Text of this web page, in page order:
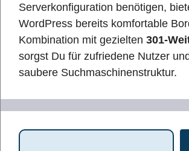
Serverkonfiguration benötigen,
WordPress bereits komfortable
Kombination mit gezielten 301-
sorgst Du für zufriedene Nutzer
saubere Suchmaschinenstruktur.
Suchen